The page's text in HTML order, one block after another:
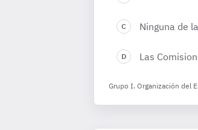
Ninguna de
Las
Grupo I. Organización del